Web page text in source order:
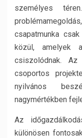
személyes
csapatmunka
közül, amelyek
csiszolódnak.
csoportos
nyilvános
nagymértékben
Az
különösen